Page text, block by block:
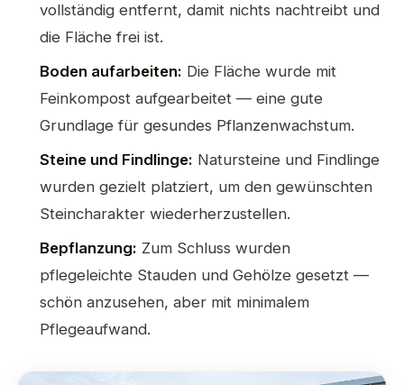
vollständig entfernt, damit nichts nachtreibt und
die Fläche frei ist.
Boden aufarbeiten: Die Fläche wurde mit
Feinkompost aufgearbeitet — eine gute
Grundlage für gesundes Pflanzenwachstum.
Steine und Findlinge: Natursteine und Findlinge
wurden gezielt platziert, um den gewünschten
Steincharakter wiederherzustellen.
Bepflanzung: Zum Schluss wurden
pflegeleichte Stauden und Gehölze gesetzt —
schön anzusehen, aber mit minimalem
Pflegeaufwand.